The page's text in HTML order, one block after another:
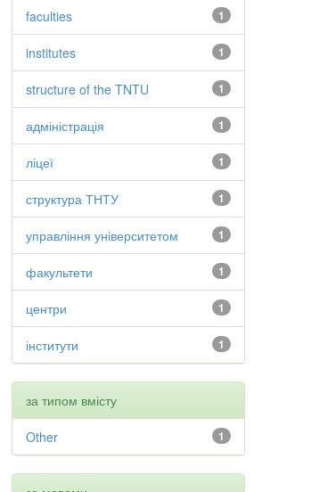
1
faculties
1
institutes
1
structure of the TNTU
1
адміністрація
1
ліцеї
1
структура ТНТУ
1
управління університетом
1
факультети
1
центри
1
інститути
за типом вмісту
1
Other